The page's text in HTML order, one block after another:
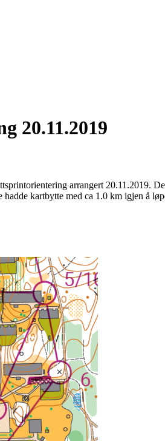
20.11.2019
arrangert 20.11.2019.
kartbytte med ca 1.0 km igjen å